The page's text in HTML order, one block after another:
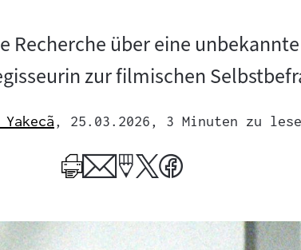
Recherche über eine
zur filmischen
, 25.03.2026, 3 Minuten zu